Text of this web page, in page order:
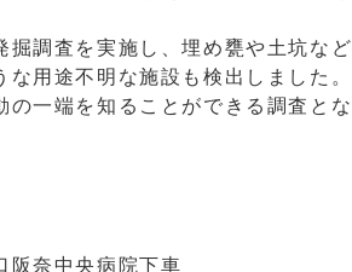
調査を実施し、埋め甕や土坑な
用途不明な施設も検出しました
一端を知ることができる調査とな
阪奈中央病院下車